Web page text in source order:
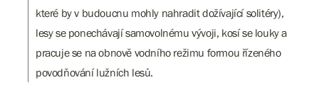
které by v budoucnu mohly nahradit dožívající solitéry),
lesy se ponechávají samovolnému vývoji, kosí se louky a
pracuje se na obnově vodního režimu formou řízeného
povodňování lužních lesů.